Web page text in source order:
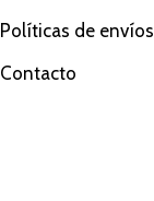
Políticas de envíos
Contacto